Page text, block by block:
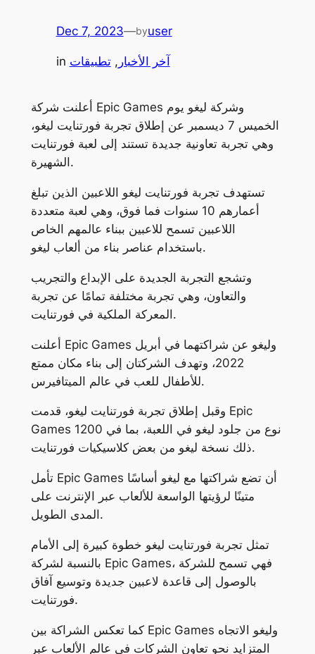
Dec 7, 2023—byuser
in آخر الأخبار , تطبيقات
أعلنت شركة Epic Games وشركة ليغو يوم
الخميس 7 ديسمبر عن إطلاق تجربة فورتنايت ليغو،
وهي تجربة تعاونية جديدة تستند إلى لعبة فورتنايت
الشهيرة.
تستهدف تجربة فورتنايت ليغو اللاعبين الذين تبلغ
أعمارهم 10 سنوات فما فوق، وهي لعبة متعددة
اللاعبين تسمح للاعبين ببناء عالمهم الخاص
باستخدام عناصر بناء من ألعاب ليغو.
وتشجع التجربة الجديدة على الإبداع والتجريب
والتعاون، وهي تجربة مختلفة تمامًا عن تجربة
المعركة الملكية في فورتنايت.
أعلنت Epic Games وليغو عن شراكتهما في أبريل
2022، وتهدف الشركتان إلى بناء مكان ممتع
للأطفال للعب في عالم الميتافيرس.
وقبل إطلاق تجربة فورتنايت ليغو، قدمت Epic
Games 1200 نوع من جلود ليغو في اللعبة، بما في
ذلك نسخة ليغو من بعض كلاسيكيات فورتنايت.
تأمل Epic Games أن تضع شراكتها مع ليغو أساسًا
متينًا لرؤيتها الواسعة للألعاب عبر الإنترنت على
المدى الطويل.
تمثل تجربة فورتنايت ليغو خطوة كبيرة إلى الأمام
بالنسبة لشركة Epic Games، فهي تسمح للشركة
بالوصول إلى قاعدة لاعبين جديدة وتوسيع آفاق
فورتنايت.
كما تعكس الشراكة بين Epic Games وليغو الاتجاه
المتزايد نحو تعاون الشركات في عالم الألعاب عبر